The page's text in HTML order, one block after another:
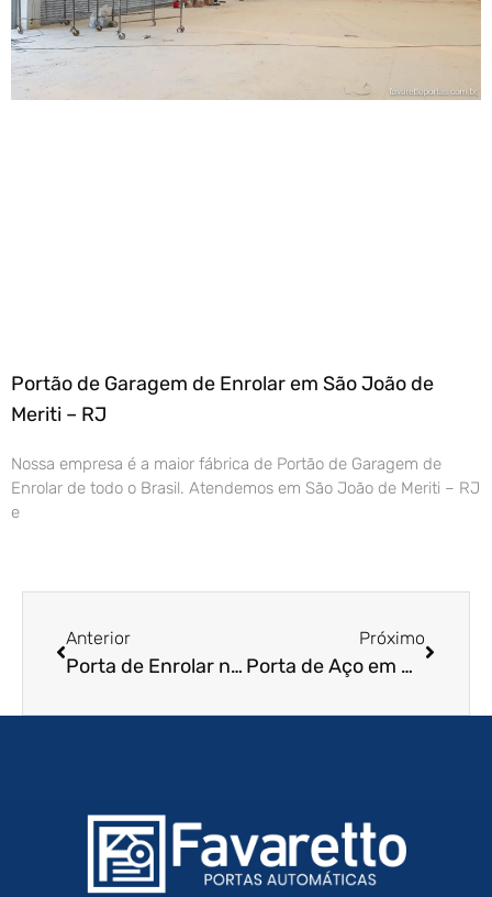
Portão de Garagem de Enrolar em São João de
Meriti – RJ
Nossa empresa é a maior fábrica de Portão de Garagem de
Enrolar de todo o Brasil. Atendemos em São João de Meriti – RJ
e
Anterior
Porta de Enrolar no Mato Grosso
Próximo
Porta de Aço em Guarulhos – SP